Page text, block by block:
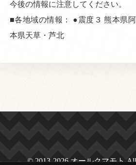
今後の情報に注意してください。
■各地域の情報： ●震度３ 熊本県
本県天草・芦北
© 2013-2026 オールクマモト All